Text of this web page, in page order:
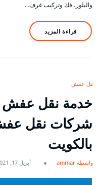
والبلور، فك وتركيب غرف…
قراءة المزيد
نقل عفش
شركات نقل
بالكويت
بواسطة ammar أبريل 17, 2021